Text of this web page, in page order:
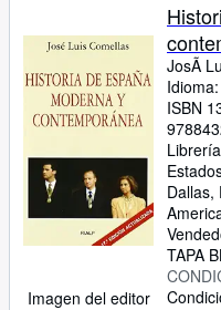
Imagen del editor
JosÃ
ISBN
Dallas,
TAPA